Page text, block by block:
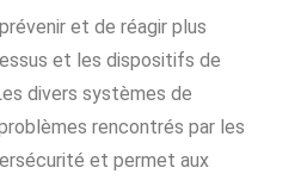
et de réagir plus
et les dispositifs de
divers systèmes de
rencontrés par les
et permet aux